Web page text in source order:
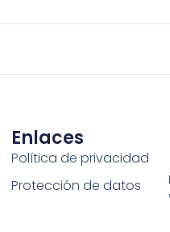
Enlaces
Política de privacidad
Protección de datos